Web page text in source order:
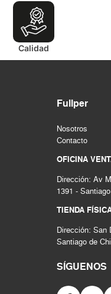
Calidad
Fullper
Nosotros
Contacto
OFICINA
Dirección: Av
1391 -
TIENDA
Dirección: San
Santiago de
SÍGUENOS